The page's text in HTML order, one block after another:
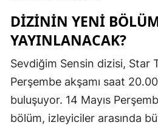
DIZININ YENI
YAYINLANACAK?
Sevdiğim Sensin dizisi, Star
Perşembe akşamı saat
buluşuyor. 14 Mayıs
bölüm, izleyiciler arasında